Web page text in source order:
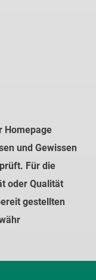
Homepage
und Gewissen
Für die
oder Qualität
gestellten